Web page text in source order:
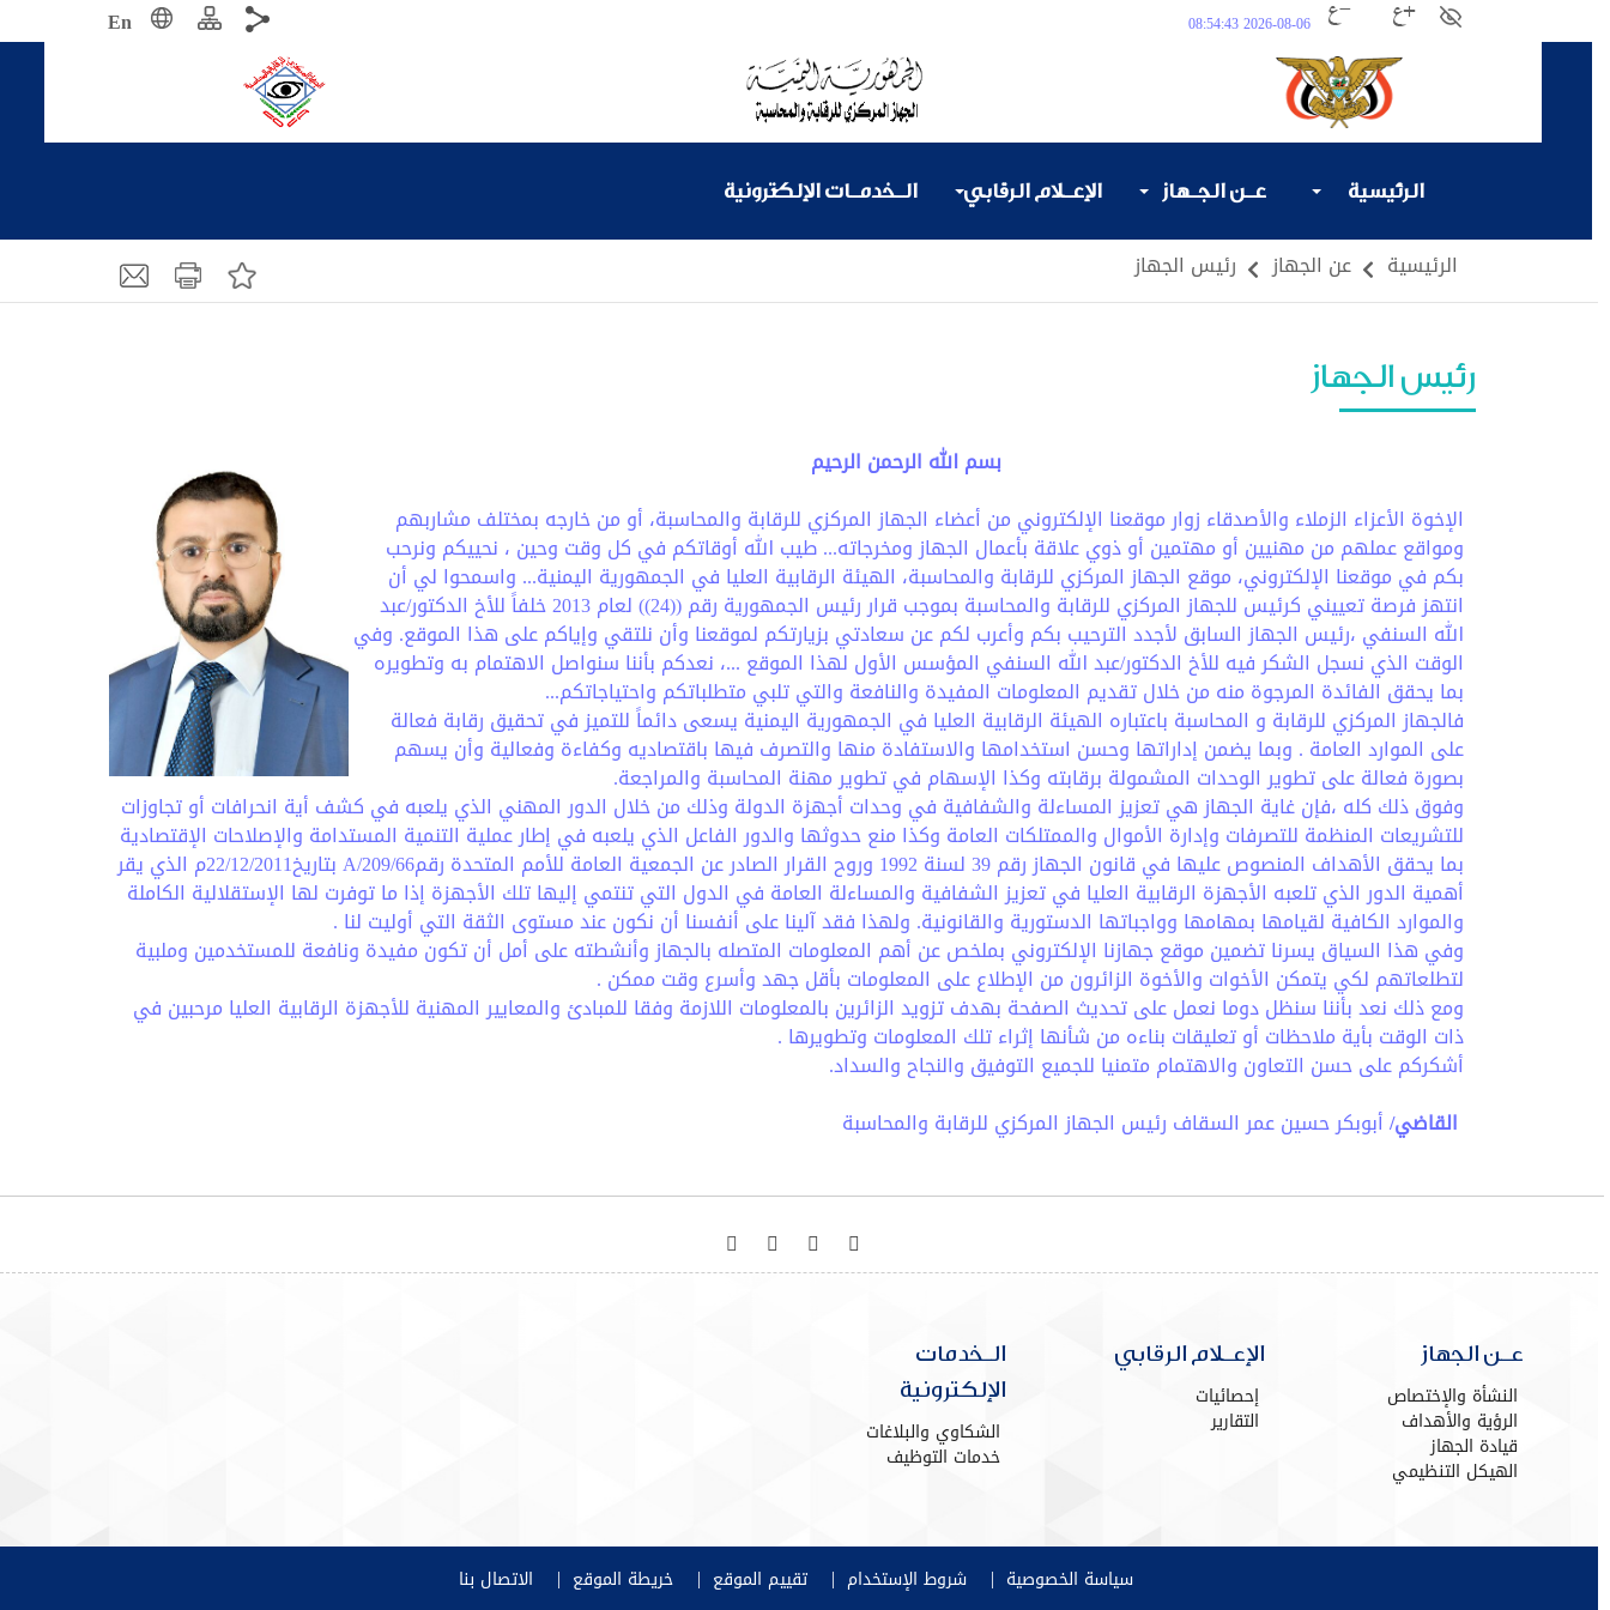
2026-08-06 08:54:43
En
الرئيسية عـن الجـهاز الإعـلام الرقابي الـخدمـات الإلكترونية
الرئيسية عن الجهاز رئيس الجهاز
رئيس الجهاز
بسم الله الرحمن الرحيم
الإخوة الأعزاء الزملاء والأصدقاء زوار موقعنا الإلكتروني من أعضاء الجهاز المركزي للرقابة والمحاسبة، أو من خارجه بمختلف مشاربهم
ومواقع عملهم من مهنيين أو مهتمين أو ذوي علاقة بأعمال الجهاز ومخرجاته... طيب الله أوقاتكم في كل وقت وحين ، نحييكم ونرحب
بكم في موقعنا الإلكتروني، موقع الجهاز المركزي للرقابة والمحاسبة، الهيئة الرقابية العليا في الجمهورية اليمنية... واسمحوا لي أن
انتهز فرصة تعييني كرئيس للجهاز المركزي للرقابة والمحاسبة بموجب قرار رئيس الجمهورية رقم ((24)) لعام 2013 خلفاً للأخ الدكتور/عبد
الله السنفي ،رئيس الجهاز السابق لأجدد الترحيب بكم وأعرب لكم عن سعادتي بزيارتكم لموقعنا وأن نلتقي وإياكم على هذا الموقع. وفي
الوقت الذي نسجل الشكر فيه للأخ الدكتور/عبد الله السنفي المؤسس الأول لهذا الموقع ...، نعدكم بأننا سنواصل الاهتمام به وتطويره
بما يحقق الفائدة المرجوة منه من خلال تقديم المعلومات المفيدة والنافعة والتي تلبي متطلباتكم واحتياجاتكم...
فالجهاز المركزي للرقابة و المحاسبة باعتباره الهيئة الرقابية العليا في الجمهورية اليمنية يسعى دائماً للتميز في تحقيق رقابة فعالة
على الموارد العامة . وبما يضمن إداراتها وحسن استخدامها والاستفادة منها والتصرف فيها باقتصاديه وكفاءة وفعالية وأن يسهم
بصورة فعالة على تطوير الوحدات المشمولة برقابته وكذا الإسهام في تطوير مهنة المحاسبة والمراجعة.
وفوق ذلك كله ،فإن غاية الجهاز هي تعزيز المساءلة والشفافية في وحدات أجهزة الدولة وذلك من خلال الدور المهني الذي يلعبه في كشف أية انحرافات أو تجاوزات
للتشريعات المنظمة للتصرفات وإدارة الأموال والممتلكات العامة وكذا منع حدوثها والدور الفاعل الذي يلعبه في إطار عملية التنمية المستدامة والإصلاحات الإقتصادية
بما يحقق الأهداف المنصوص عليها في قانون الجهاز رقم 39 لسنة 1992 وروح القرار الصادر عن الجمعية العامة للأمم المتحدة رقم209/66/A بتاريخ22/12/2011م الذي يقر
أهمية الدور الذي تلعبه الأجهزة الرقابية العليا في تعزيز الشفافية والمساءلة العامة في الدول التي تنتمي إليها تلك الأجهزة إذا ما توفرت لها الإستقلالية الكاملة
والموارد الكافية لقيامها بمهامها وواجباتها الدستورية والقانونية. ولهذا فقد آلينا على أنفسنا أن نكون عند مستوى الثقة التي أوليت لنا .
وفي هذا السياق يسرنا تضمين موقع جهازنا الإلكتروني بملخص عن أهم المعلومات المتصله بالجهاز وأنشطته على أمل أن تكون مفيدة ونافعة للمستخدمين وملبية
لتطلعاتهم لكي يتمكن الأخوات والأخوة الزائرون من الإطلاع على المعلومات بأقل جهد وأسرع وقت ممكن .
ومع ذلك نعد بأننا سنظل دوما نعمل على تحديث الصفحة بهدف تزويد الزائرين بالمعلومات اللازمة وفقا للمبادئ والمعايير المهنية للأجهزة الرقابية العليا مرحبين في
ذات الوقت بأية ملاحظات أو تعليقات بناءه من شأنها إثراء تلك المعلومات وتطويرها .
أشكركم على حسن التعاون والاهتمام متمنيا للجميع التوفيق والنجاح والسداد.
القاضي/أبوبكر حسين عمر السقاف رئيس الجهاز المركزي للرقابة والمحاسبة
عـن الجهاز
النشأة والإختصاص
الرؤية والأهداف
قيادة الجهاز
الهيكل التنظيمي
الإعـلام الرقابي
إحصائيات
التقارير
الـخدمات
الإلكترونية
الشكاوي والبلاغات
خدمات التوظيف
سياسة الخصوصية | شروط الإستخدام | تقييم الموقع | خريطة الموقع | الاتصال بنا